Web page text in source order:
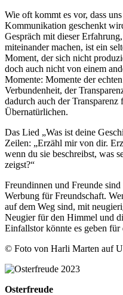
Wie oft kommt es vor, dass
Kommunikation geschenkt
Gespräch mit dieser
miteinander machen, ist ein
Moment, der sich nicht
doch auch nicht von einem
Momente: Momente der
Verbundenheit, der
dadurch auch der
Übernatürlichen.
Das Lied „Was ist deine
Zeilen: „Erzähl mir von dir.
wenn du sie beschreibst, was
zeigst?“
Freundinnen und Freunde
Werbung für Freundschaft.
auf dem Weg sind, mit
Neugier für den Himmel und
Einfallstor könnte es geben
© Foto von Harli Marten auf
Osterfreude